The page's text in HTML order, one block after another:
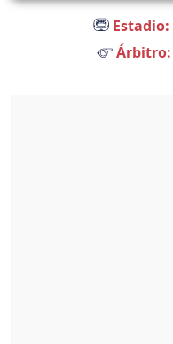
Estadio:
Árbitro: